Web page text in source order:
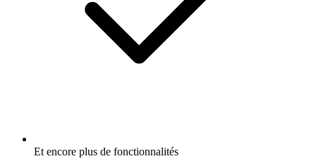
Et encore plus de fonctionnalités